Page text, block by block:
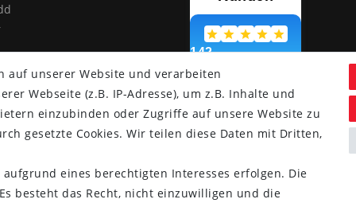
auf unserer Website und verarbeiten
Webseite (z.B. IP-Adresse), um z.B. Inhalte und
einzubinden oder Zugriffe auf unsere Website zu
gesetzte Cookies. Wir teilen diese Daten mit Dritten,
eines berechtigten Interesses erfolgen. Die
besteht das Recht, nicht einzuwilligen und die